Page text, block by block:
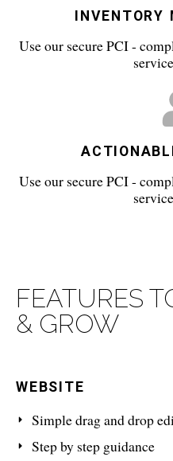
INVENTORY
Use our secure PCI -
Use our secure PCI -
FEATURES
& GROW
WEBSITE
Simple drag and drop
Step by step guidance